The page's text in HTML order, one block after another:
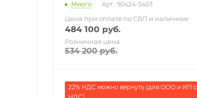
Много Арт.: 90424-5403
Цена при оплате по СБП и наличные
484 100 руб.
Розничная цена
534 200руб.
22% НДС можно вернуть (для ООО и ИП с